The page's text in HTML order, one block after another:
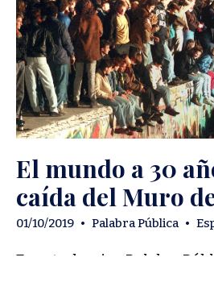
El mundo a 30
caída del Muro
01/10/2019 • Palabra Pública •
En este dossier, Palabra